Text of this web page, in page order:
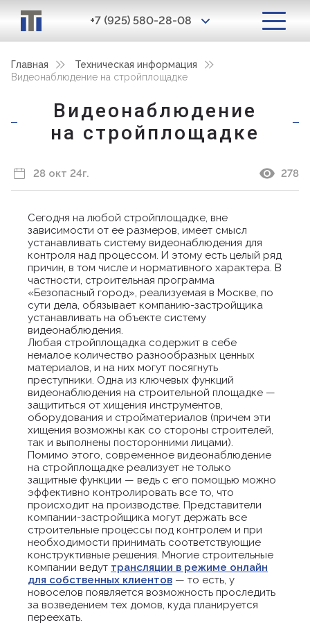
+7 (925) 580-28-08
Главная
Техническая информация
Видеонаблюдение на стройплощадке
Видеонаблюдение
на стройплощадке
28 окт 24г. 278
Сегодня на любой стройплощадке, вне
зависимости от ее размеров, имеет смысл
устанавливать систему видеонаблюдения для
контроля над процессом. И этому есть целый ряд
причин, в том числе и нормативного характера. В
частности, строительная программа
«Безопасный город», реализуемая в Москве, по
сути дела, обязывает компанию-застройщика
устанавливать на объекте систему
видеонаблюдения.
Любая стройплощадка содержит в себе
немалое количество разнообразных ценных
материалов, и на них могут посягнуть
преступники. Одна из ключевых функций
видеонаблюдения на строительной площадке —
защититься от хищения инструментов,
оборудования и стройматериалов (причем эти
хищения возможны как со стороны строителей,
так и выполнены посторонними лицами).
Помимо этого, современное видеонаблюдение
на стройплощадке реализует не только
защитные функции — ведь с его помощью можно
эффективно контролировать все то, что
происходит на производстве. Представители
компании-застройщика могут держать все
строительные процессы под контролем и при
необходимости принимать соответствующие
конструктивные решения. Многие строительные
компании ведут трансляции в режиме онлайн
для собственных клиентов — то есть, у
новоселов появляется возможность проследить
за возведением тех домов, куда планируется
переехать.